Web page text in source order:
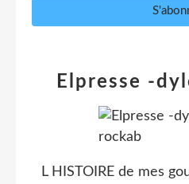
Elpresse -
L HISTOIRE de mes